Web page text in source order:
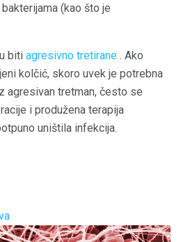
(kao što je
biti agresivno tretirane . Ako
kolčić, skoro uvek je potrebna
agresivan tretman, često se
i produžena terapija
uništila infekcija.